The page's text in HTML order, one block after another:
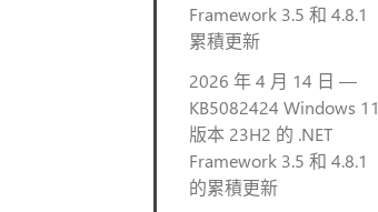
Framework 3.5 和 4.8.1
累積更新
2026 年 4 月 14 日 —
KB5082424 Windows 11
版本 23H2 的 .NET
Framework 3.5 和 4.8.1
的累積更新